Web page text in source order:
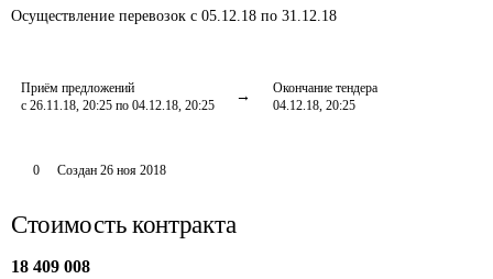
Осуществление перевозок с 05.12.18 по 31.12.18
Приём предложений
с 26.11.18, 20:25 по 04.12.18, 20:25
Окончание тендера
04.12.18, 20:25
0 Создан 26 ноя 2018
Стоимость контракта
18 409 008